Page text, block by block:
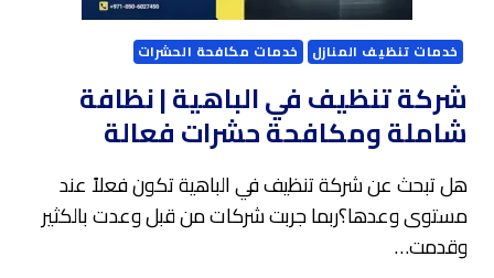
خدمات تنظيف المنازل خدمات مكافحة الحشرات
شركة تنظيف في الباهية | نظافة
شاملة ومكافحة حشرات فعالة
هل تبحث عن شركة تنظيف في الباهية تكون فعلاً عند
مستوى وعدها؟ربما جربت شركات من قبل وعدت بالكثير
وقدمت…